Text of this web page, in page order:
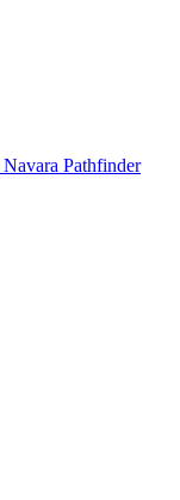
Navara Pathfinder